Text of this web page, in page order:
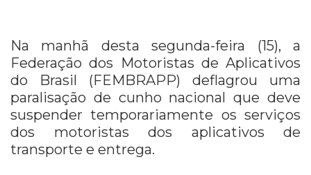
Na manhã desta segunda-feira (15), a
Federação dos Motoristas de Aplicativos
do Brasil (FEMBRAPP) deflagrou uma
paralisação de cunho nacional que deve
suspender temporariamente os serviços
dos motoristas dos aplicativos de
transporte e entrega.